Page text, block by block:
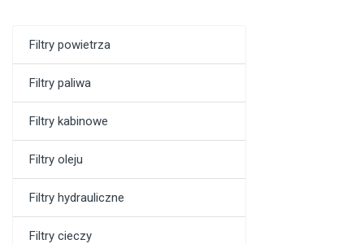
Filtry powietrza
Filtry paliwa
Filtry kabinowe
Filtry oleju
Filtry hydrauliczne
Filtry cieczy